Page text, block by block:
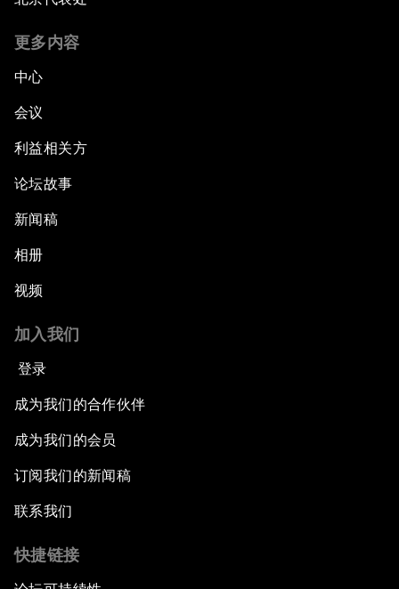
更多内容
中心
会议
利益相关方
论坛故事
新闻稿
相册
视频
加入我们
登录
成为我们的合作伙伴
成为我们的会员
订阅我们的新闻稿
联系我们
快捷链接